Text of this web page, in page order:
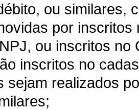
ou similares,
por
ou inscritos no
inscritos no
sejam realizados